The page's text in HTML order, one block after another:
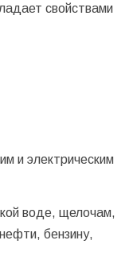
свойствами
и электрическим
воде, щелочам,
бензину,